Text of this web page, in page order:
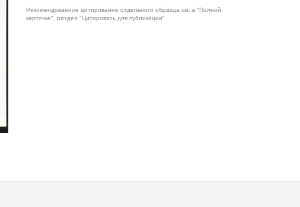
Рекомендованное цитирование отдельного образца см. в "Полной
карточке", раздел "Цитировать для публикации"